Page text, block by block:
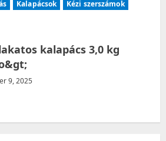
Kalapácsok
Kézi szerszámok
kalapács 3,0 kg
9, 2025